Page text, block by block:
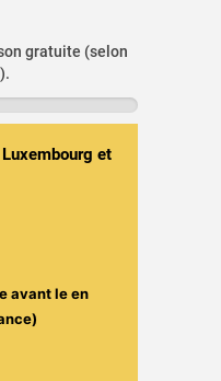
gratuite (selon
et
avant leen